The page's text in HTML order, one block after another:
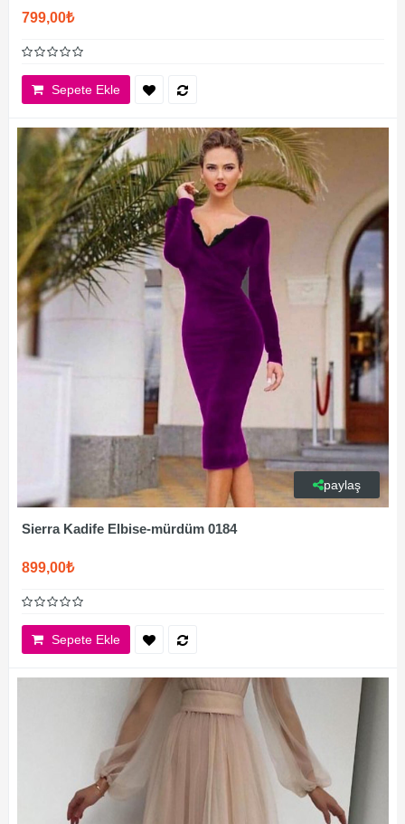
799,00₺
Sepete Ekle
paylaş
Sierra Kadife Elbise-mürdüm 0184
899,00₺
Sepete Ekle